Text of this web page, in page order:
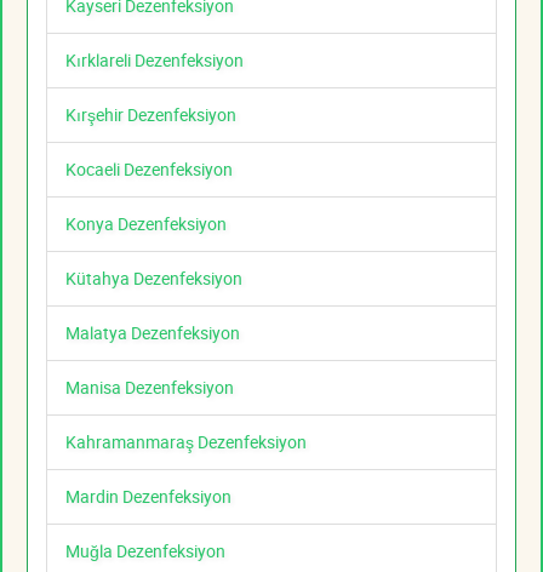
Kayseri Dezenfeksiyon
Kırklareli Dezenfeksiyon
Kırşehir Dezenfeksiyon
Kocaeli Dezenfeksiyon
Konya Dezenfeksiyon
Kütahya Dezenfeksiyon
Malatya Dezenfeksiyon
Manisa Dezenfeksiyon
Kahramanmaraş Dezenfeksiyon
Mardin Dezenfeksiyon
Muğla Dezenfeksiyon